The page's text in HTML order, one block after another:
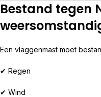
Bestand tegen
Een vlaggenmast moet
✔ Regen
✔ Wind